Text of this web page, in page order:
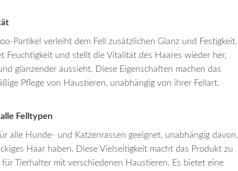
Partikel verleiht dem Fell zusätzlichen Glanz und Festigkeit.
Feuchtigkeit und stellt die Vitalität des Haares wieder her,
glänzender aussieht. Diese Eigenschaften machen das
Pflege von Haustieren, unabhängig von ihrer Fellart.
Felltypen
alle Hunde- und Katzenrassen geeignet, unabhängig davon,
Haar haben. Diese Vielseitigkeit macht das Produkt zu
Tierhalter mit verschiedenen Haustieren. Es bietet eine